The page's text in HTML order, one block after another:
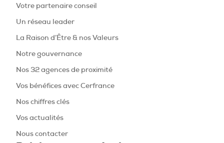
Votre partenaire conseil
Un réseau leader
La Raison d’Être & nos Valeurs
Notre gouvernance
Nos 32 agences de proximité
Vos bénéfices avec Cerfrance
Nos chiffres clés
Vos actualités
Nous contacter